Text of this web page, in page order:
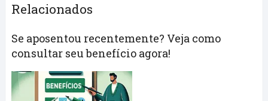
Relacionados
Se aposentou recentemente? Veja como
consultar seu benefício agora!